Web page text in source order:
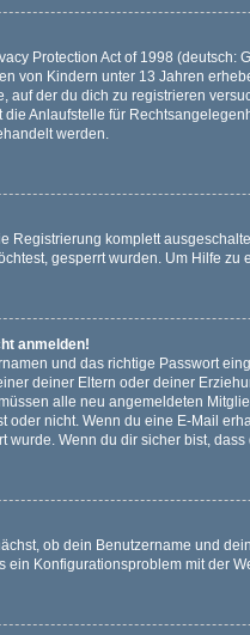
Protection Act of 1998
von Kindern unter 13 Jahren
auf der du dich zu registrieren
Anlaufstelle für
werden.
Registrierung komplett
gesperrt wurden. Um Hilfe
anmelden!
und das richtige Passwort
deiner Eltern oder deiner
alle neu angemeldeten
oder nicht. Wenn du eine E-Mail
wurde. Wenn du dir sicher bist,
ob dein Benutzername und
ein Konfigurationsproblem mit der